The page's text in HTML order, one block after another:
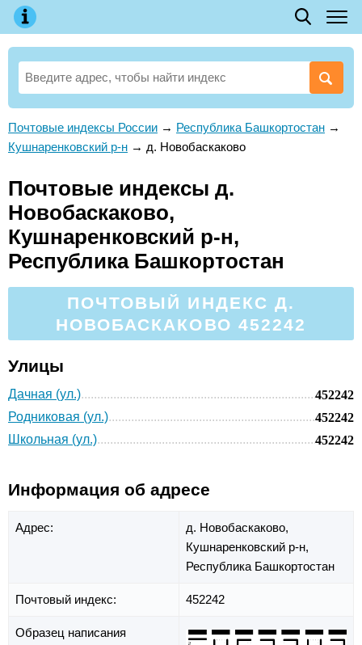
Почтовые индексы России → Республика Башкортостан →
Кушнаренковский р-н → д. Новобаскаково
Почтовые индексы д.
Новобаскаково,
Кушнаренковский р-н,
Республика Башкортостан
ПОЧТОВЫЙ ИНДЕКС Д.
НОВОБАСКАКОВО 452242
Улицы
Дачная (ул.)
452242
Родниковая (ул.)
452242
Школьная (ул.)
452242
Информация об адресе
Адрес:
д. Новобаскаково,
Кушнаренковский р-н,
Республика Башкортостан
Почтовый индекс: 452242
Образец написания